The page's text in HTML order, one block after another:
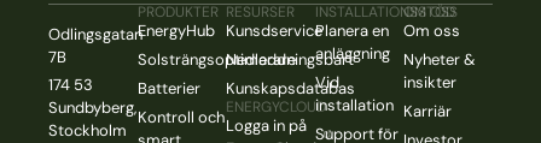
Odlingsgatan
7B
174 53
Sundbyberg,
Stockholm
PRODUKTER
EnergyHub
Solsträngsoptimerare
Batterier
Kontroll och
RESURSER
Kunsdservice
Nedladdningsbart
Kunskapsdatabas
ENERGYCLOUD
Logga in på
INSTALLATIONSSTÖD
Planera en
anläggning
Vid
installation
Support för
OM OSS
Om oss
Nyheter &
insikter
Karriär